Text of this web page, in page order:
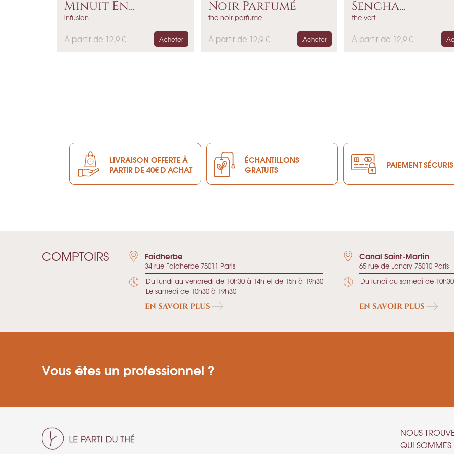
Minuit En...
infusion
P
À partir de 12,9 € Acheter
Noir Parfumé
the noir parfume
P
À partir de 12,9 € Acheter
Sencha...
the vert
P
À partir de 12,9 €
LIVRAISON OFFERTE À
PARTIR DE 40€ D'ACHAT
ÉCHANTILLONS
GRATUITS
PAIEMENT
COMPTOIRS Faidherbe
34 rue Faidherbe 75011 Paris
Du lundi au vendredi de 10h30 à 14h et de 15h à 19h30
Le samedi de 10h30 à 19h30
EN SAVOIR PLUS
Canal Saint-Martin
65 rue de Lancry 75010 Paris
Du lundi au samedi de
EN SAVOIR PLUS
Vous êtes un professionnel ?
NOUS
QUI